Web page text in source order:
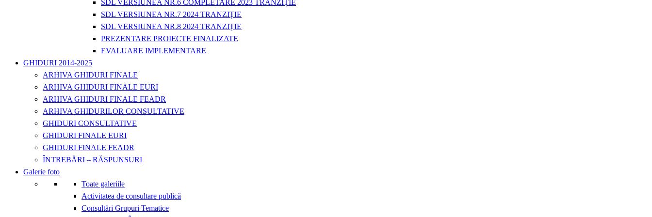
SDL VERSIUNEA NR.6 COMPLETARE 2023 TRANZIȚIE
SDL VERSIUNEA NR.7 2024 TRANZIȚIE
SDL VERSIUNEA NR.8 2024 TRANZIȚIE
PREZENTARE PROIECTE FINALIZATE
EVALUARE IMPLEMENTARE
GHIDURI 2014-2025
ARHIVA GHIDURI FINALE
ARHIVA GHIDURI FINALE EURI
ARHIVA GHIDURI FINALE FEADR
ARHIVA GHIDURILOR CONSULTATIVE
GHIDURI CONSULTATIVE
GHIDURI FINALE EURI
GHIDURI FINALE FEADR
ÎNTREBĂRI – RĂSPUNSURI
Galerie foto
Toate galeriile
Activitatea de consultare publică
Consultări Grupuri Tematice